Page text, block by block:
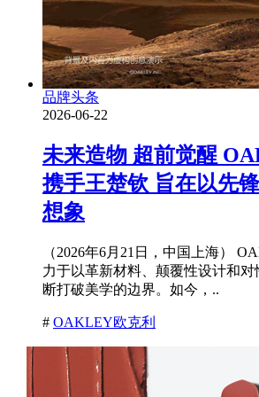
品牌头条
2026-06-22
未来造物 超前觉醒
携手王楚钦 旨在以先
想象
（2026年6月21日，中国上海）
力于以革新材料、颠覆性设计和
断打破美学的边界。如今，..
# OAKLEY欧克利